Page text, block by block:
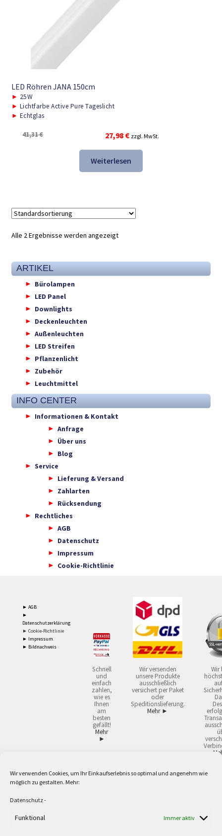
Wir verwenden Cookies, um Ihr Einkaufserlebnis so optimal und angenehm wie
möglich zu gestalten. Mehr:
Datenschutz-
Funktional Immer aktiv
LED Röhren JANA 150cm
► 25W
► Lichtfarbe Active Pure Tageslicht
► Echtglas
41,31€
Ursprünglicher
Preis
war:
41,31 €
27,98 €Aktueller
Preis
ist:
27,98 €.
zzgl. MwSt.
Weiterlesen
Alle 2 Ergebnisse werden angezeigt
ARTIKEL
Bürolampen
LED Panel
Downlights
Deckenleuchten
Außenleuchten
LED Streifen
Pflanzenlicht
Zubehör
Leuchtmittel
INFO CENTER
Informationen & Kontakt
Anfrage
Über uns
Blog
Service
Lieferung & Versand
Zahlarten
Rücksendung
Rechtliches
AGB
Datenschutz
Impressum
Cookie-Richtlinie
► AGB
►
Datenschutzerklärung
► Cookie-Richtlinie
► Impressum
► Bildnachweis
Schnell
und
einfach
zahlen,
wie es
Ihnen
am
besten
gefällt!
Mehr
►
Wir versenden
unsere Produkte
ausschließlich
versichert per Paket
oder
Speditionslieferung.
Mehr ►
Wir
2 Lieferzeiten gelten mit Express-24.
Versandkostenfrei ab 59,90 € Nettowarenwert. Inseln ausgenommen. Unsere
Berufe zur Verwendung in der selbständigen, beruflichen oder gewerblichen